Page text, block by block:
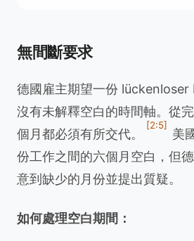
無間斷要求
德國雇主期望一份 lückenloser
沒有未解釋空白的時間軸。從
個月都必須有所交代。
[2:5]
美
份工作之間的六個月空白，但
意到缺少的月份並提出質疑。
如何處理空白期間：